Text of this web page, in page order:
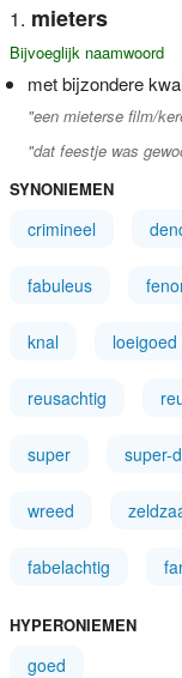
mieters
Bijvoeglijk naamwoord
met bijzondere
"een mieterse film/
"dat feestje was
SYNONIEMEN
crimineel
fabuleus
knal loeigoed
reusachtig
super super-
wreed
fabelachtig
HYPERONIEMEN
goed